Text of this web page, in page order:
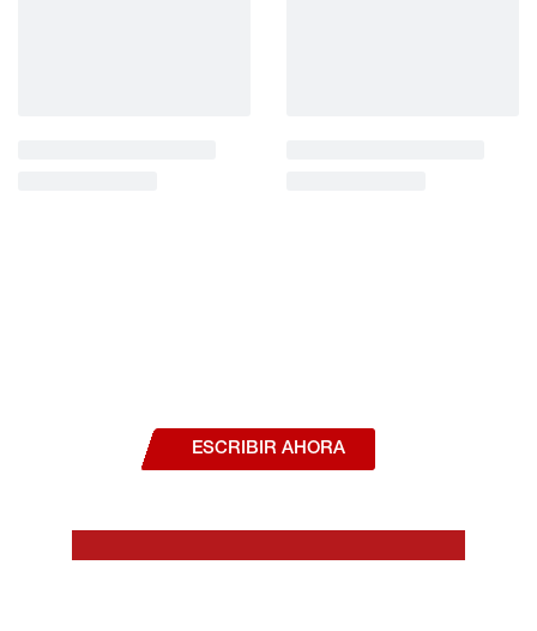
ESCRIBIR AHORA